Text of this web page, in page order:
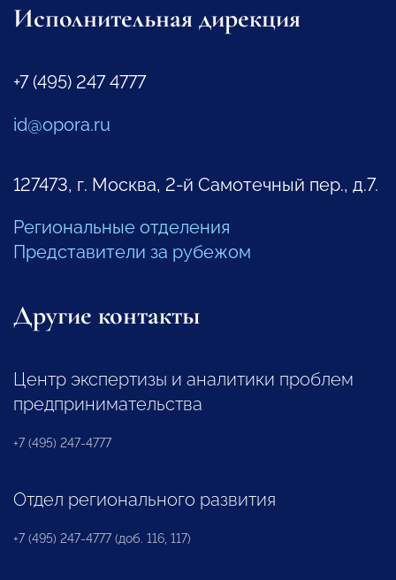
Исполнительная дирекция
+7 (495) 247 4777
id@opora.ru
127473, г. Москва, 2-й Самотечный пер., д.7.
Региональные отделения
Представители за рубежом
Другие контакты
Центр экспертизы и аналитики проблем
предпринимательства
+7 (495) 247-4777
Отдел регионального развития
+7 (495) 247-4777 (доб. 116, 117)